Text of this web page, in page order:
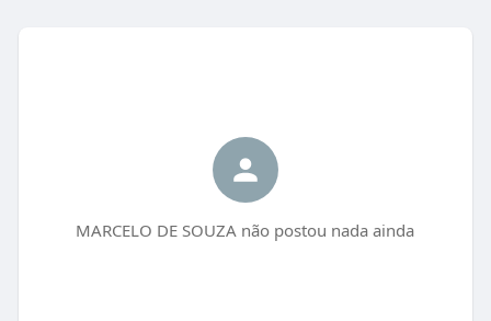
MARCELO DE SOUZA não postou nada ainda